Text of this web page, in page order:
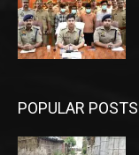
POPULAR POSTS